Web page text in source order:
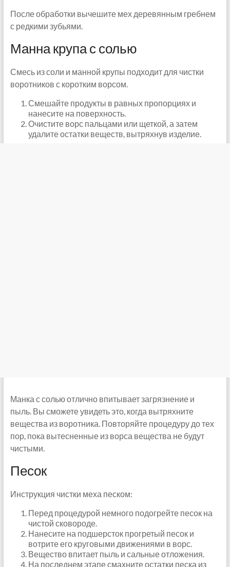
После обработки вычешите мех деревянным гребнем
с редкими зубьями.
Манна крупа с солью
Смесь из соли и манной крупы подходит для чистки
воротников с коротким ворсом.
Смешайте продукты в равных пропорциях и
нанесите на поверхность.
Очистите ворс пальцами или щеткой, а затем
удалите остатки веществ, вытряхнув изделие.
Манка с солью отлично впитывает загрязнение и
пыль. Вы сможете увидеть это, когда вытряхните
вещества из воротника. Повторяйте процедуру до тех
пор, пока вытесненные из ворса вещества не будут
чистыми.
Песок
Инструкция чистки меха песком:
Перед процедурой немного подогрейте песок на
чистой сковороде.
Нанесите на подшерсток прогретый песок и
вотрите его круговыми движениями в ворс.
Вещество впитает пыль и сальные отложения.
На последнем этапе смахните остатки песка из